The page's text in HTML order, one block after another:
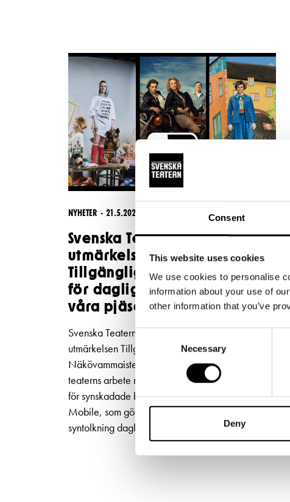
Consent
This website uses cookies
We use cookies to personalise
information about your use of
other information that you’ve
Consent
Selection
Necessary
Deny
NYHETER 21.5.2026
Svenska Teatern tilldelas
utmärkelsen
Tillgänglighetsgärning 2026
för daglig syntolkning av
våra pjäser
Svenska Teatern har tilldelats den nationella
utmärkelsen Tillgänglighetsgärning 2026 av
Näkövammaisten liitto. Utmärkelsen ges för
teaterns arbete med att utveckla tillgängligheten
för synskadade besökare genom appen Subtitle
Mobile, som gör det möjligt att erbjuda
syntolkning dagligen till utvalda föreställningar.